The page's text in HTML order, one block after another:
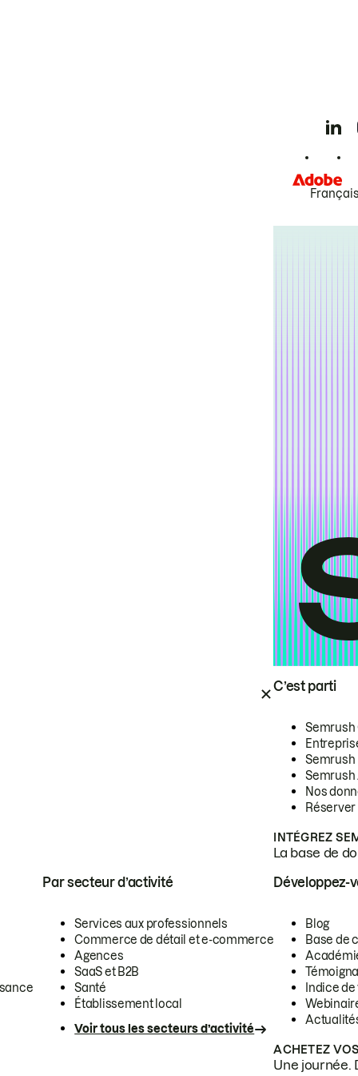
C’est parti
Semrush
Semrush
Semrush
Nos
INTÉGREZ
La base de
Par secteur d’activité
Services aux professionnels
Commerce de détail et e-commerce
Agences
SaaS et B2B
Santé
Établissement local
Voir tous les secteurs d’activité
Développez-
Blog
Base de
Indice
ACHETEZ
Une journée.